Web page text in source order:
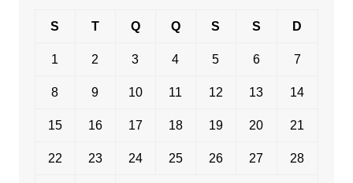
S T Q Q S S D
1 2 3 4 5 6 7
8 9 10 11 12 13 14
15 16 17 18 19 20 21
22 23 24 25 26 27 28